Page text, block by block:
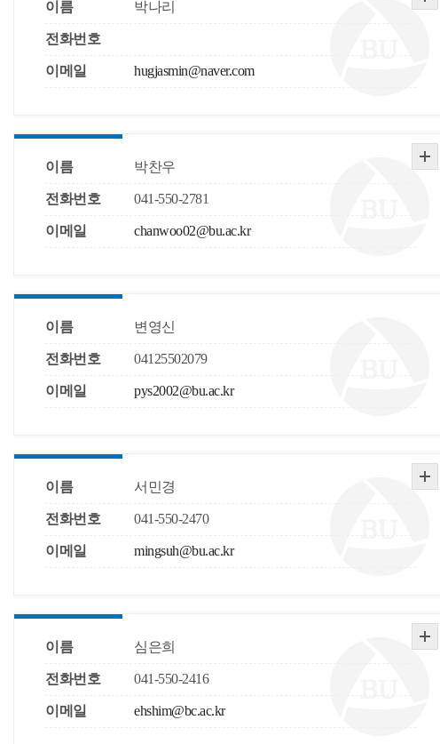
이름 박나리
전화번호
이메일 hugjasmin@naver.com
이름 박찬우
전화번호 041-550-2781
이메일 chanwoo02@bu.ac.kr
이름 변영신
전화번호 04125502079
이메일 pys2002@bu.ac.kr
이름 서민경
전화번호 041-550-2470
이메일 mingsuh@bu.ac.kr
이름 심은희
전화번호 041-550-2416
이메일 ehshim@bc.ac.kr